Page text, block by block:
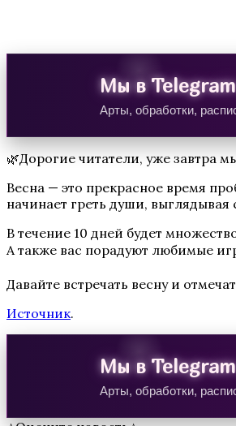
Бюро Параллельных Миров. Том 2
Мы в
Арты, обработки,
🌿Дорогие читатели, уже завтра
Весна — это прекрасное время
начинает греть души, выглядывая
В течение 10 дней будет
А также вас порадуют любимые
Давайте встречать весну и
Источник.
Мы в
Арты, обработки,